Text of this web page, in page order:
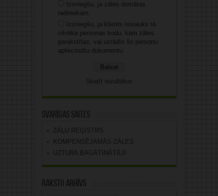
Izsniegšu, ja zāles domātas
radiniekam.
Izsniegšu, ja klients nosauks tā
cilvēka personas kodu, kam zāles
parakstītas, vai uzrādīs šo personu
apliecinošu dokumentu.
Skatīt rezultātus
Svarīgas saites
ZĀĻU REĢISTRS
KOMPENSĒJAMĀS ZĀLES
UZTURA BAGĀTINĀTĀJI
Rakstu arhīvs